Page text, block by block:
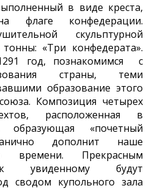
в виде креста,
флаге конфедерации.
скульптурной
«Три конфедерата».
год, познакомимся с
страны, теми
образование этого
Композиция четырех
расположенная в
образующая «почетный
дополнит наше
времени. Прекрасным
увиденному будут
сводом купольного зала